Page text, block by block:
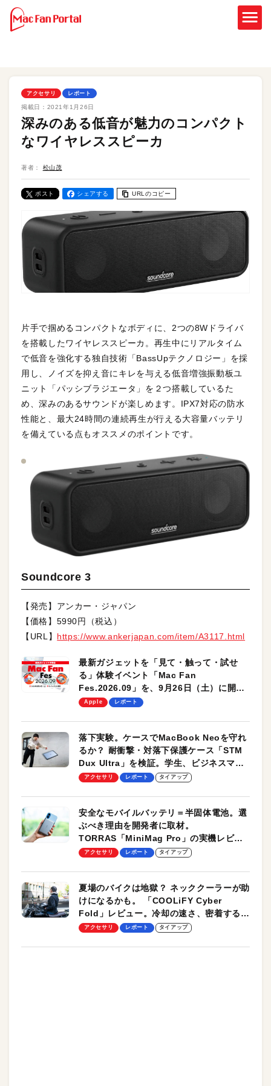
アクセサリ レポート
掲載日： 2021年1月26日
深みのある低音が魅力のコンパクト
なワイヤレススピーカ
著者： 松山茂
ポスト シェアする URLのコピー
片手で掴めるコンパクトなボディに、2つの8Wドライバ
を搭載したワイヤレススピーカ。再生中にリアルタイム
で低音を強化する独自技術「BassUpテクノロジー」を採
用し、ノイズを抑え音にキレを与える低音増強振動板ユ
ニット「パッシブラジエータ」を２つ搭載しているた
め、深みのあるサウンドが楽しめます。IPX7対応の防水
性能と、最大24時間の連続再生が行える大容量バッテリ
を備えている点もオススメのポイントです。
Soundcore 3
【発売】アンカー・ジャパン
【価格】5990円（税込）
【URL】 https://www.ankerjapan.com/item/A3117.html
最新ガジェットを「見て・触って・試せ
る」体験イベント「Mac Fan
Fes.2026.09」を、9月26日（土）に開催
します！
Apple レポート
落下実験。ケースでMacBook Neoを守れ
るか？ 耐衝撃・対落下保護ケース「STM
Dux Ultra」を検証。学生、ビジネスマン
のモバイルユースに最適！
アクセサリ レポート タイアップ
安全なモバイルバッテリ＝半固体電池。選
ぶべき理由を開発者に取材。
TORRAS「MiniMag Pro」の実機レビュ
ーも
アクセサリ レポート タイアップ
夏場のバイクは地獄？ ネッククーラーが助
けになるかも。 「COOLiFY Cyber
Fold」レビュー。冷却の速さ、密着する冷
却プレート、シンプルな操作性がグッド！
アクセサリ レポート タイアップ